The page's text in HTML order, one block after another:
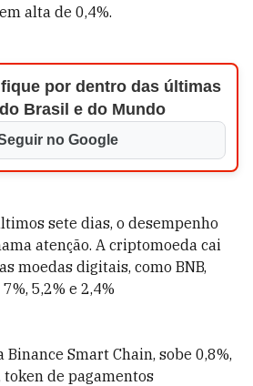
alta de 0,4%.
por dentro das últimas
Brasil e do Mundo
no Google
sete dias, o desempenho
atenção. A criptomoeda cai
moedas digitais, como BNB,
5,2% e 2,4%
Binance Smart Chain, sobe 0,8%,
token de pagamentos